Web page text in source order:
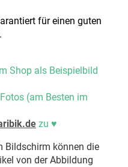
für einen guten
Shop als Beispielbild
(am Besten im
zu ♥
Bildschirm können die
von der Abbildung